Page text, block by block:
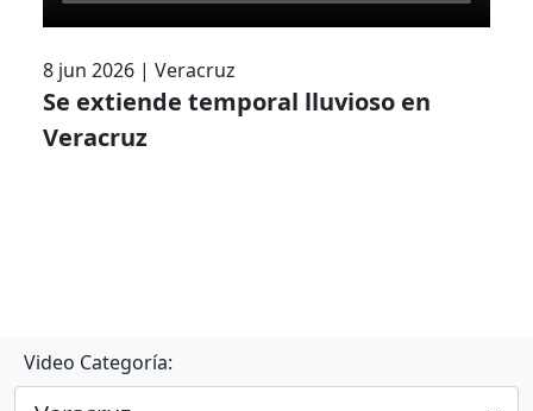
8 jun 2026 | Veracruz
Se extiende temporal lluvioso en
Veracruz
Video Categoría: